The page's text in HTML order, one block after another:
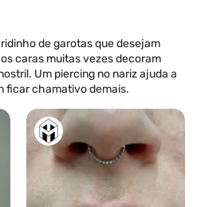
de garotas que desejam
caras muitas vezes decoram
Um piercing no nariz ajuda a
ficar chamativo demais.